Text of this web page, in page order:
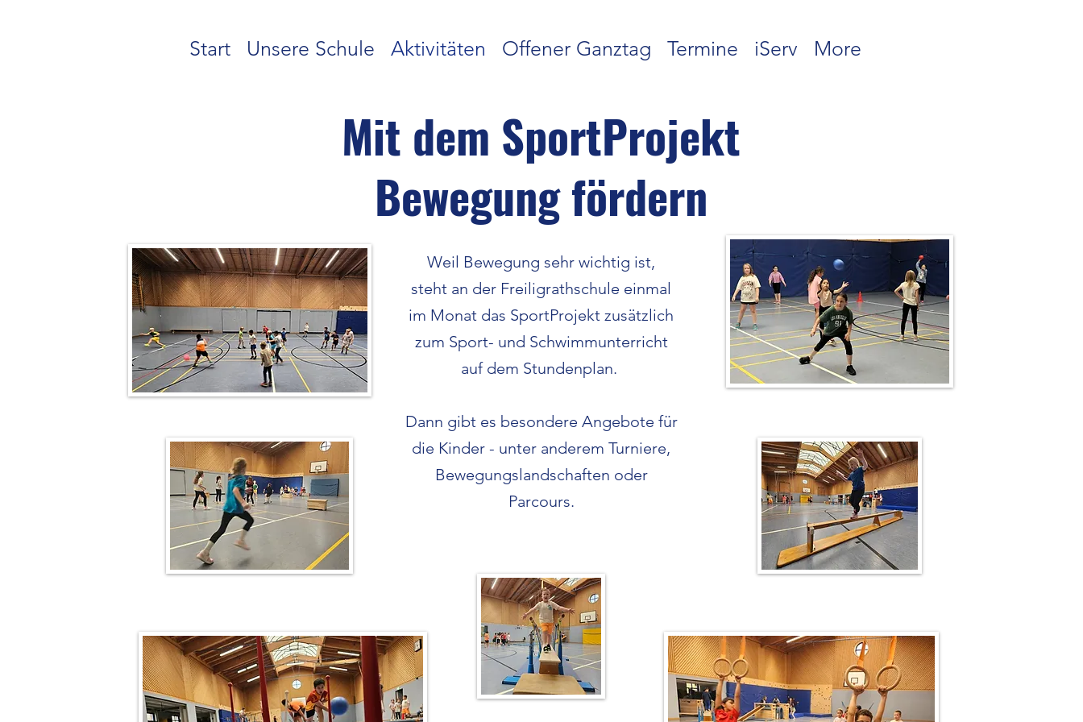
Start Unsere Schule Aktivitäten Offener Ganztag Termine iServ More
Mit dem SportProjekt
Bewegung fördern
Weil Bewegung sehr wichtig ist,
steht an der Freiligrathschule einmal
im Monat das SportProjekt zusätzlich
zum Sport- und Schwimmunterricht
auf dem Stundenplan.
Dann gibt es besondere Angebote für
die Kinder - unter anderem Turniere,
Bewegungslandschaften oder
Parcours.